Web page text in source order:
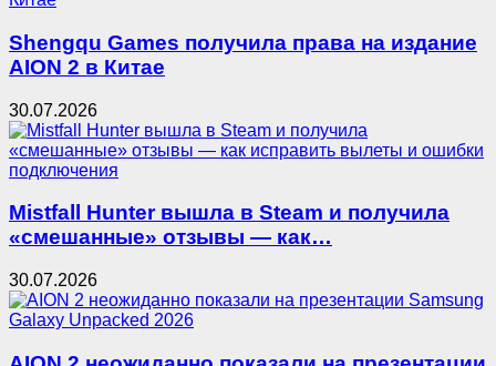
Shengqu Games получила права на издание
AION 2 в Китае
30.07.2026
Mistfall Hunter вышла в Steam и получила
«смешанные» отзывы — как…
30.07.2026